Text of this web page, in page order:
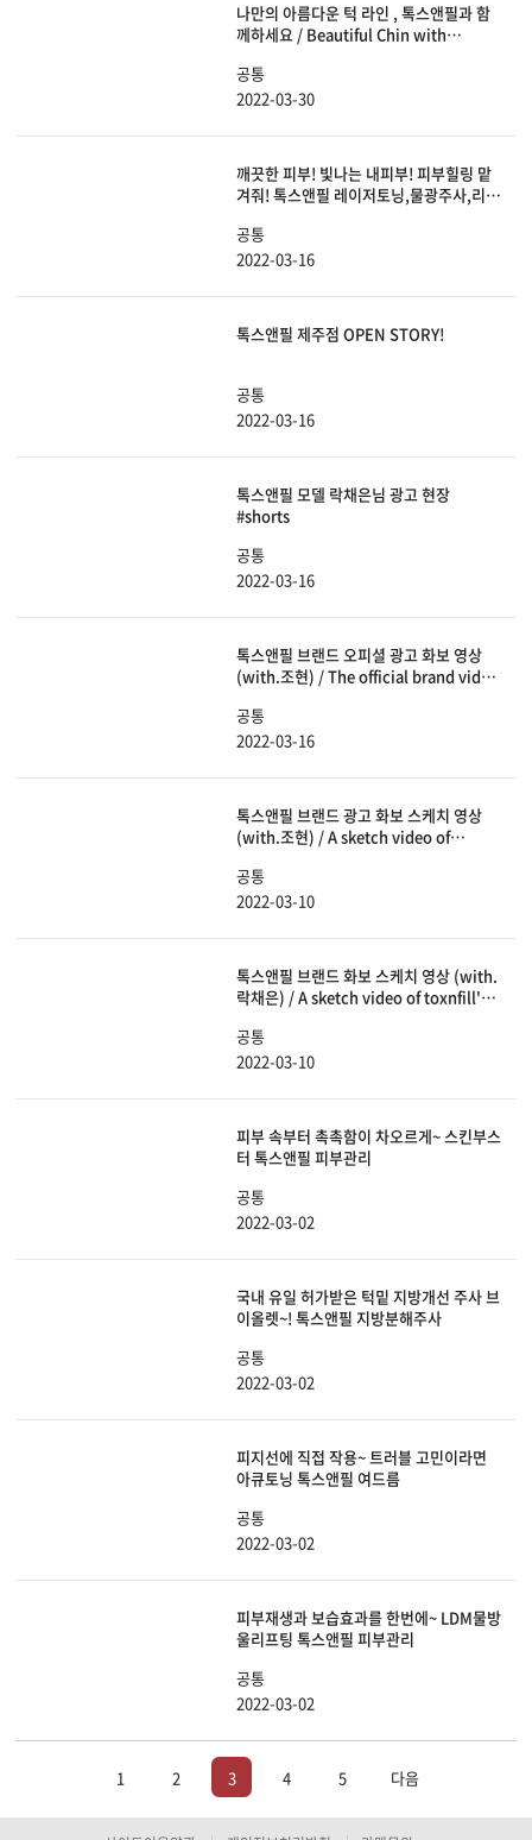
나만의 아름다운 턱 라인 , 톡스앤필과 함
께하세요 / Beautiful Chin with
공통
2022-03-30
깨끗한 피부! 빛나는 내피부! 피부힐링 맡
겨줘! 톡스앤필 레이저토닝,물광주사,리쥬
공통
2022-03-16
톡스앤필 제주점 OPEN STORY!
공통
2022-03-16
톡스앤필 모델 락채은님 광고 현장
#shorts
공통
2022-03-16
톡스앤필 브랜드 오피셜 광고 화보 영상
(with.조현) / The official brand video
공통
2022-03-16
톡스앤필 브랜드 광고 화보 스케치 영상
(with.조현) / A sketch video of
공통
2022-03-10
톡스앤필 브랜드 화보 스케치 영상 (with.
락채은) / A sketch video of toxnfill's
공통
2022-03-10
피부 속부터 촉촉함이 차오르게~ 스킨부스
터 톡스앤필 피부관리
공통
2022-03-02
국내 유일 허가받은 턱밑 지방개선 주사 브
이올렛~! 톡스앤필 지방분해주사
공통
2022-03-02
피지선에 직접 작용~ 트러블 고민이라면
아큐토닝 톡스앤필 여드름
공통
2022-03-02
피부재생과 보습효과를 한번에~ LDM물방
울리프팅 톡스앤필 피부관리
공통
2022-03-02
1 2 3 4 5 다음